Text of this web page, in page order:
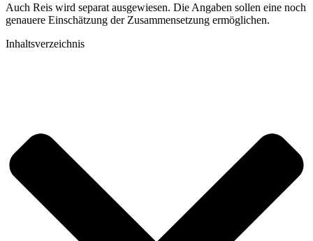
Auch Reis wird separat ausgewiesen. Die Angaben sollen eine noch
genauere Einschätzung der Zusammensetzung ermöglichen.
Inhaltsverzeichnis​